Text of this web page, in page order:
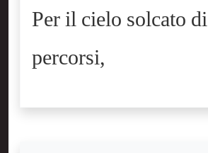
Per il cielo solcato di
percorsi,